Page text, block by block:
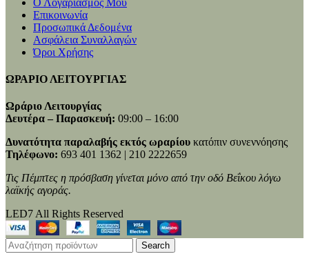
Επικοινωνία
Προσωπικά Δεδομένα
Ασφάλεια Συναλλαγών
Όροι Χρήσης
ΩΡΑΡΙΟ ΛΕΙΤΟΥΡΓΙΑΣ
Ωράριο Λειτουργίας
Δευτέρα – Παρασκευή: 09:00 – 16:00
Δυνατότητα παραλαβής εκτός ωραρίου κατόπιν συνεννόησης
Τηλέφωνο: 693 401 1362 | 210 2222659
Τις Πέμπτες η πρόσβαση γίνεται μόνο από την οδό Βεΐκου λόγω
λαϊκής αγοράς.
LED7 All Rights Reserved
Search